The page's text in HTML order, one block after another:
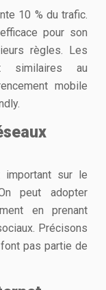
10 % du trafic.
pour son
règles. Les
similaires au
mobile
important sur le
peut adopter
en prenant
Précisons
pas partie de